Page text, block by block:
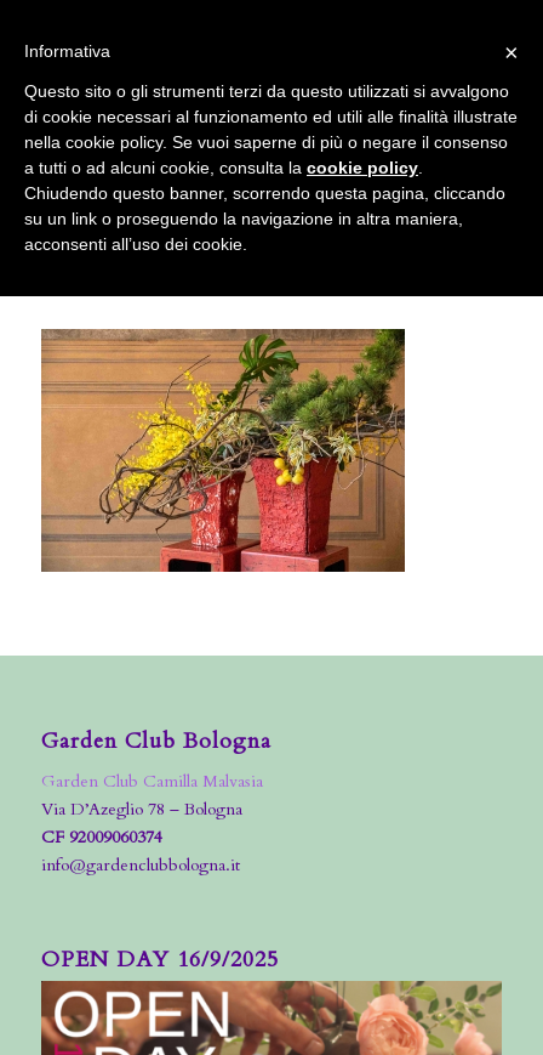
Re e regine di fiori – Ikebana omaggio a
Hiroki Ohara © Marco Mercuri
Garden Club Bologna
Garden Club Camilla Malvasia
Via D’Azeglio 78 – Bologna
CF 92009060374
info@gardenclubbologna.it
OPEN DAY 16/9/2025
accetta l'uso dei cookies previsto nella pagina dedicata.
Fai clic per abilitare/disabilitare il tracciamento di
Google Analytics.
OK Privacy e cookie policy
×
Informativa
Questo sito o gli strumenti terzi da questo utilizzati si avvalgono
di cookie necessari al funzionamento ed utili alle finalità illustrate
nella cookie policy. Se vuoi saperne di più o negare il consenso
a tutti o ad alcuni cookie, consulta la cookie policy
Chiudendo questo banner, scorrendo questa pagina, cliccando
su un link o proseguendo la navigazione in altra maniera,
acconsenti all’uso dei cookie.